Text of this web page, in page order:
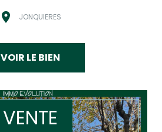
JONQUIERES
VOIR LE BIEN
VENTE